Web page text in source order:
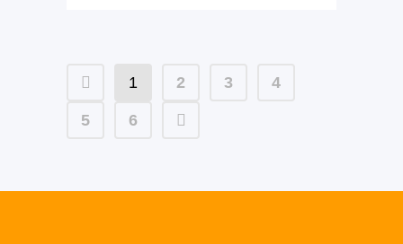
1 2 3 4
5 6